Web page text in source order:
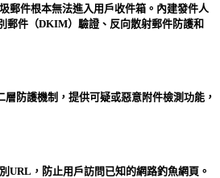
郵件根本無法進入用戶收件箱。內建發件人
郵件（DKIM）驗證、反向散射郵件防護和
防護機制，提供可疑或惡意附件檢測功能，
URL，防止用戶訪問已知的網路釣魚網頁。